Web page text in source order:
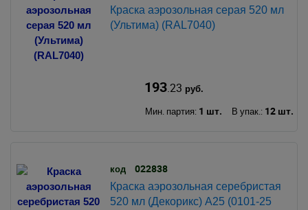
Краска аэрозольная серая 520 мл
(Ультима) (RAL7040)
193.23 руб.
Мин. партия: 1 шт. В упак.: 12 шт.
код 022838
Краска аэрозольная серебристая
520 мл (Декорикс) А25 (0101-25